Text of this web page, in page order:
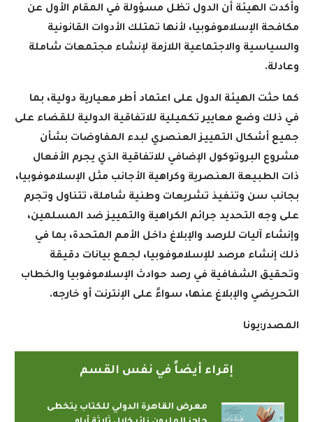
وأكدت الهيئة أن الدول تظل مسؤولة في المقام الأول عن
مكافحة الإسلاموفوبيا، لأنها تمتلك الأدوات القانونية
والسياسية والاجتماعية اللازمة لإنشاء مجتمعات شاملة
وعادلة.
كما حثت الهيئة الدول على اعتماد أطر معيارية دولية، بما
في ذلك وضع معايير تكميلية للاتفاقية الدولية للقضاء على
جميع أشكال التمييز العنصري لبدء المفاوضات بشأن
مشروع البروتوكول الإضافي للاتفاقية الذي يجرم الأفعال
ذات الطبيعة العنصرية وكراهية الأجانب مثل الإسلاموفوبيا،
بجانب سن وتنفيذ تشريعات وطنية شاملة، تتناول وتجرم
على وجه التحديد جرائم الكراهية والتمييز ضد المسلمين،
وإنشاء آليات للرصد والإبلاغ داخل الأمم المتحدة، بما في
ذلك إنشاء مرصد للإسلاموفوبيا، لجمع بيانات دقيقة
وتحقيق الشفافية في رصد حوادث الإسلاموفوبيا والخطاب
التحريضي والإبلاغ عنها، سواءً على الإنترنت أو خارجه.
المصدر:يونا
إقراء أيضاً في نفس القسم
معرض القاهرة الدولي للكتاب يتخطى